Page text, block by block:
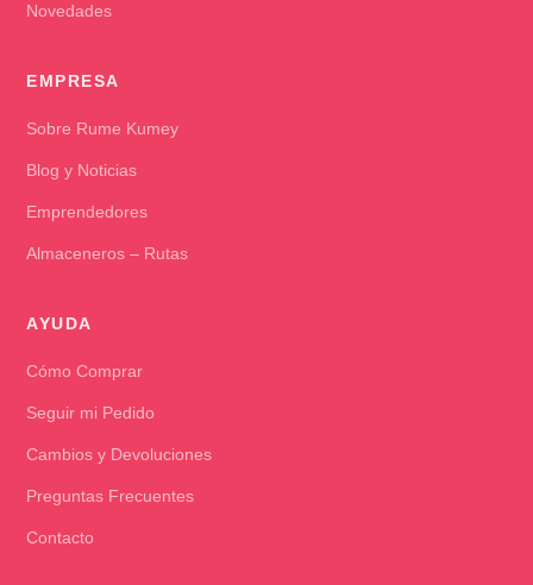
Novedades
EMPRESA
Sobre Rume Kumey
Blog y Noticias
Emprendedores
Almaceneros – Rutas
AYUDA
Cómo Comprar
Seguir mi Pedido
Cambios y Devoluciones
Preguntas Frecuentes
Contacto